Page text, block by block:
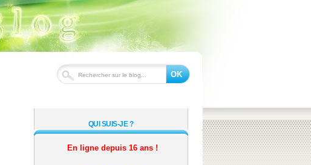
OK
QUI SUIS-JE ?
En ligne depuis 16 ans !